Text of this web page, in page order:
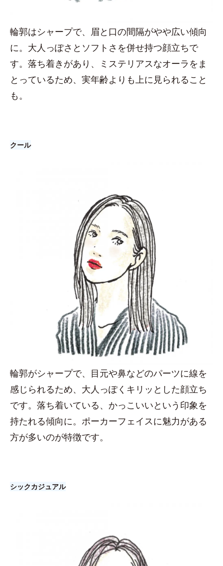
輪郭はシャープで、眉と口の間隔がやや広い傾向
に。大人っぽさとソフトさを併せ持つ顔立ちで
す。落ち着きがあり、ミステリアスなオーラをま
とっているため、実年齢よりも上に見られること
も。
クール
輪郭がシャープで、目元や鼻などのパーツに線を
感じられるため、大人っぽくキリッとした顔立ち
です。落ち着いている、かっこいいという印象を
持たれる傾向に。ポーカーフェイスに魅力がある
方が多いのが特徴です。
シックカジュアル